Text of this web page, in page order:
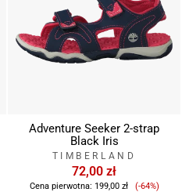
Adventure Seeker 2-strap
Black Iris
TIMBERLAND
72,00 zł
Cena pierwotna: 199,00 zł
Cena
(-64%)